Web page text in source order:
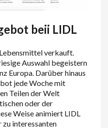
beii LIDL
verkauft.
Auswahl begeistern
Europa. Darüber hinaus
jede Woche mit
Teilen der Welt
oder der
Weise animiert LIDL
zu interessanten